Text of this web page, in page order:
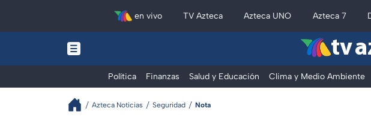
en vivo TV Azteca Azteca UNO Azteca 7
tv
Política Finanzas Salud y Educación Clima y Medio Ambiente
Azteca Noticias Seguridad Nota